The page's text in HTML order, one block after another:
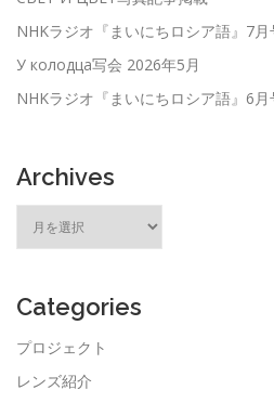
NHKラジオ『まいにちロシア語』7月
У колодца写会 2026年5月
NHKラジオ『まいにちロシア語』6月
Archives
ブ
Categories
プロジェクト
レンズ紹介